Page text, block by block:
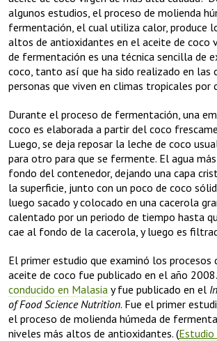
algunos estudios, el proceso de molienda
fermentación, el cual utiliza calor, produce
altos de antioxidantes en el aceite de coco
de fermentación es una técnica sencilla de
coco, tanto así que ha sido realizado en las
personas que viven en climas tropicales por
Durante el proceso de fermentación, una
coco es elaborada a partir del coco
Luego, se deja reposar la leche de coco
para otro para que se fermente. El agua
fondo del contenedor, dejando una capa
la superficie, junto con un poco de coco
luego sacado y colocado en una cacerola
calentado por un periodo de tiempo hasta
cae al fondo de la cacerola, y luego es
El primer estudio que examinó los procesos
aceite de coco fue publicado en el año 2008.
conducido en Malasia y fue publicado en el
of Food Science Nutrition. Fue el primer
el proceso de molienda húmeda de
niveles más altos de antioxidantes. (